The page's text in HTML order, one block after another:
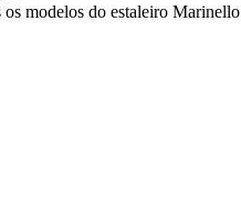
os modelos do estaleiro Marinello